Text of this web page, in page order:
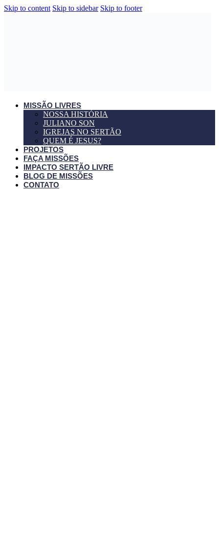
Skip to content Skip to sidebar Skip to footer
MISSÃO LIVRES
NOSSA HISTÓRIA
JULIANO SON
IGREJAS NO SERTÃO
QUEM É JESUS?
PROJETOS
FAÇA MISSÕES
IMPACTO SERTÃO LIVRE
BLOG DE MISSÕES
CONTATO